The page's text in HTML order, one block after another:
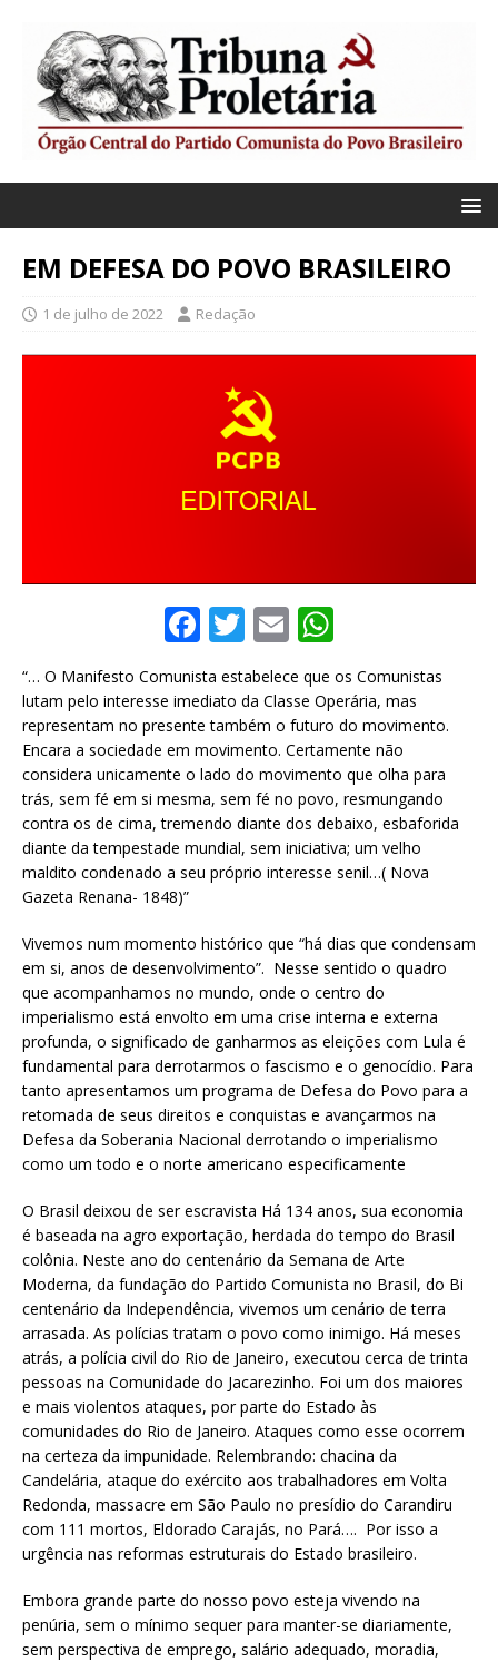
EM DEFESA DO POVO BRASILEIRO
1 de julho de 2022 Redação
F
c
e
b
o
o
k
T
w
it
te
r
E
ai
l
h
at
s
A
p
p
“… O Manifesto Comunista estabelece que os Comunistas
lutam pelo interesse imediato da Classe Operária, mas
representam no presente também o futuro do movimento.
Encara a sociedade em movimento. Certamente não
considera unicamente o lado do movimento que olha para
trás, sem fé em si mesma, sem fé no povo, resmungando
contra os de cima, tremendo diante dos debaixo, esbaforida
diante da tempestade mundial, sem iniciativa; um velho
maldito condenado a seu próprio interesse senil…( Nova
Gazeta Renana- 1848)”
Vivemos num momento histórico que “há dias que condensam
em si, anos de desenvolvimento”. Nesse sentido o quadro
que acompanhamos no mundo, onde o centro do
imperialismo está envolto em uma crise interna e externa
profunda, o significado de ganharmos as eleições com Lula é
fundamental para derrotarmos o fascismo e o genocídio. Para
tanto apresentamos um programa de Defesa do Povo para a
retomada de seus direitos e conquistas e avançarmos na
Defesa da Soberania Nacional derrotando o imperialismo
como um todo e o norte americano especificamente
O Brasil deixou de ser escravista Há 134 anos, sua economia
é baseada na agro exportação, herdada do tempo do Brasil
colônia. Neste ano do centenário da Semana de Arte
Moderna, da fundação do Partido Comunista no Brasil, do Bi
centenário da Independência, vivemos um cenário de terra
arrasada. As polícias tratam o povo como inimigo. Há meses
atrás, a polícia civil do Rio de Janeiro, executou cerca de trinta
pessoas na Comunidade do Jacarezinho. Foi um dos maiores
e mais violentos ataques, por parte do Estado às
comunidades do Rio de Janeiro. Ataques como esse ocorrem
na certeza da impunidade. Relembrando: chacina da
Candelária, ataque do exército aos trabalhadores em Volta
Redonda, massacre em São Paulo no presídio do Carandiru
com 111 mortos, Eldorado Carajás, no Pará…. Por isso a
urgência nas reformas estruturais do Estado brasileiro.
Embora grande parte do nosso povo esteja vivendo na
penúria, sem o mínimo sequer para manter-se diariamente,
sem perspectiva de emprego, salário adequado, moradia,